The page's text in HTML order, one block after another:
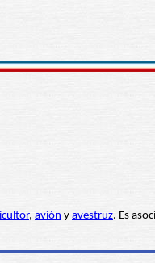
, avión y avestruz. Es